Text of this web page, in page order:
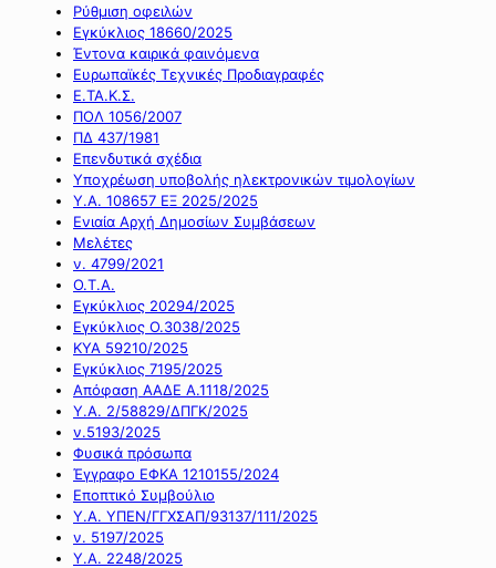
Ρύθμιση οφειλών
Εγκύκλιος 18660/2025
Έντονα καιρικά φαινόμενα
Ευρωπαϊκές Τεχνικές Προδιαγραφές
Ε.ΤΑ.Κ.Σ.
ΠΟΛ 1056/2007
ΠΔ 437/1981
Επενδυτικά σχέδια
Υποχρέωση υποβολής ηλεκτρονικών τιμολογίων
Υ.Α. 108657 ΕΞ 2025/2025
Ενιαία Αρχή Δημοσίων Συμβάσεων
Μελέτες
ν. 4799/2021
Ο.Τ.Α.
Εγκύκλιος 20294/2025
Εγκύκλιος Ο.3038/2025
ΚΥΑ 59210/2025
Εγκύκλιος 7195/2025
Απόφαση ΑΑΔΕ Α.1118/2025
Υ.Α. 2/58829/ΔΠΓΚ/2025
ν.5193/2025
Φυσικά πρόσωπα
Έγγραφο ΕΦΚΑ 1210155/2024
Εποπτικό Συμβούλιο
Υ.Α. ΥΠΕΝ/ΓΓΧΣΑΠ/93137/111/2025
ν. 5197/2025
Υ.Α. 2248/2025